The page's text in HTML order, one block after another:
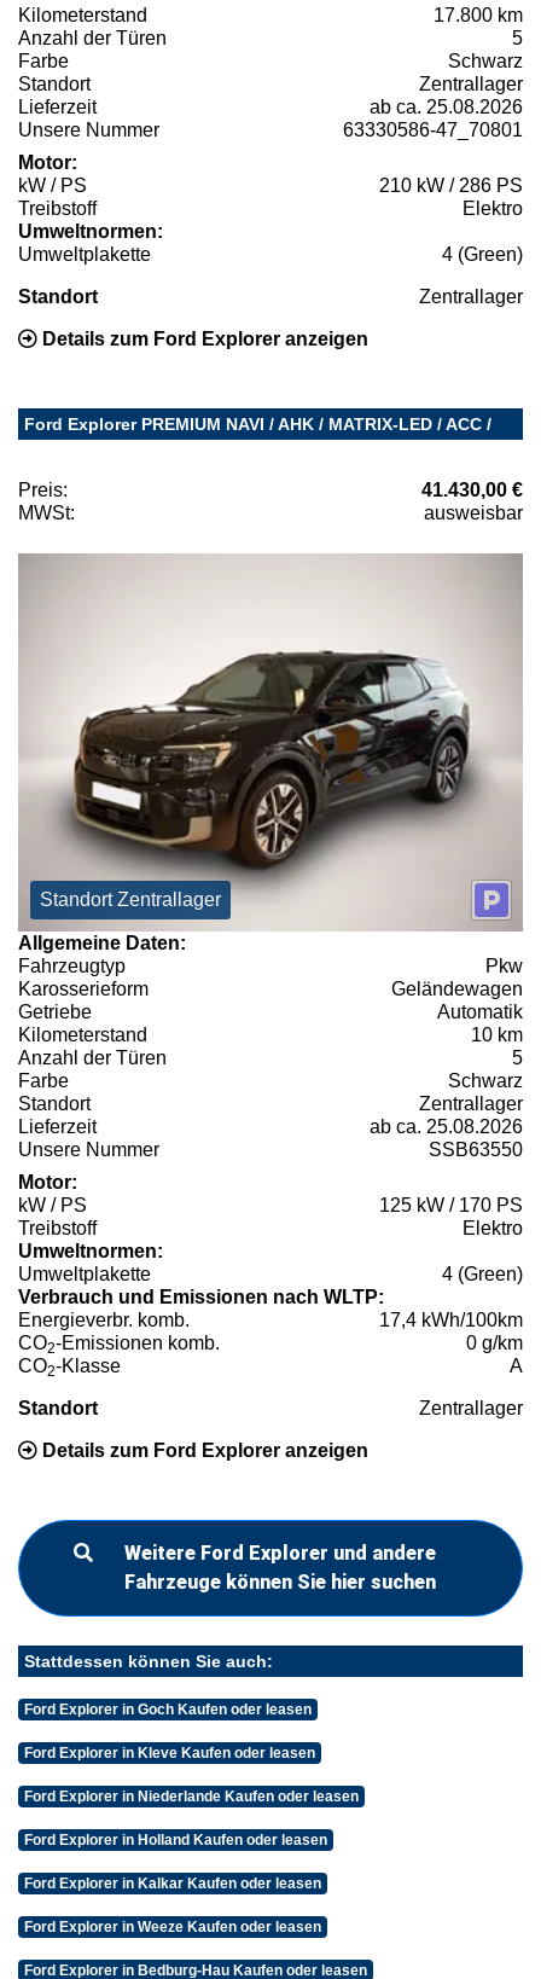
Kilometerstand
17.800 km
Anzahl der Türen
5
Farbe
Schwarz
Standort
Zentrallager
Lieferzeit
ab ca. 25.08.2026
Unsere Nummer
63330586-47_70801
Motor:
kW / PS
210 kW / 286 PS
Treibstoff
Elektro
Umweltnormen:
Umweltplakette
4 (Green)
Standort Zentrallager
Details zum Ford Explorer anzeigen
Ford Explorer PREMIUM NAVI / AHK / MATRIX-LED / ACC /
Preis:
41.430,00 €
MWSt:
ausweisbar
Standort Zentrallager
Allgemeine Daten:
Fahrzeugtyp
Pkw
Karosserieform
Geländewagen
Getriebe
Automatik
Kilometerstand
10 km
Anzahl der Türen
5
Farbe
Schwarz
Standort
Zentrallager
Lieferzeit
ab ca. 25.08.2026
Unsere Nummer
SSB63550
Motor:
kW / PS
125 kW / 170 PS
Treibstoff
Elektro
Umweltnormen:
Umweltplakette
4 (Green)
Verbrauch und Emissionen nach WLTP:
Energieverbr. komb.
17,4 kWh/100km
CO2-Emissionen komb.
0 g/km
CO2-Klasse A
Standort Zentrallager
Details zum Ford Explorer anzeigen
Weitere Ford Explorer und andere
Fahrzeuge können Sie hier suchen
Stattdessen können Sie auch:
Ford Explorer in Goch Kaufen oder leasen
Ford Explorer in Kleve Kaufen oder leasen
Ford Explorer in Niederlande Kaufen oder leasen
Ford Explorer in Holland Kaufen oder leasen
Ford Explorer in Kalkar Kaufen oder leasen
Ford Explorer in Weeze Kaufen oder leasen
Ford Explorer in Bedburg-Hau Kaufen oder leasen